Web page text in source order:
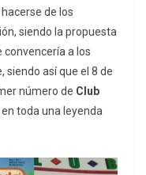
de los
siendo la propuesta
convencería a los
siendo así que el 8 de
número de Club
toda una leyenda